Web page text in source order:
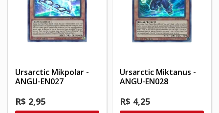
Ursarctic Mikpolar -
ANGU-EN027
R$ 2,95
Ursarctic Miktanus -
ANGU-EN028
R$ 4,25